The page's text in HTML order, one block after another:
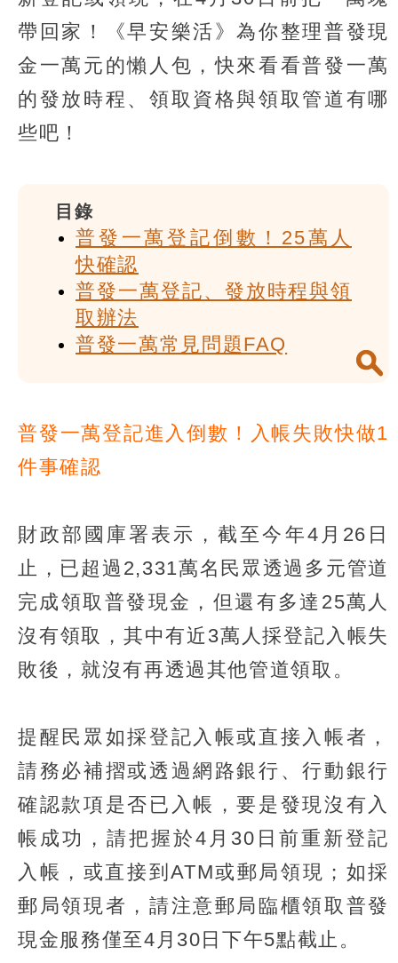
帶回家！《早安樂活》為你整理普發現
金一萬元的懶人包，快來看看普發一萬
的發放時程、領取資格與領取管道有哪
些吧！
目錄
普發一萬登記倒數！25萬人
快確認
普發一萬登記、發放時程與領
取辦法
普發一萬常見問題FAQ
普發一萬登記進入倒數！入帳失敗快做1
件事確認
財政部國庫署表示，截至今年4月26日
止，已超過2,331萬名民眾透過多元管道
完成領取普發現金，但還有多達25萬人
沒有領取，其中有近3萬人採登記入帳失
敗後，就沒有再透過其他管道領取。
提醒民眾如採登記入帳或直接入帳者，
請務必補摺或透過網路銀行、行動銀行
確認款項是否已入帳，要是發現沒有入
帳成功，請把握於4月30日前重新登記
入帳，或直接到ATM或郵局領現；如採
郵局領現者，請注意郵局臨櫃領取普發
現金服務僅至4月30日下午5點截止。